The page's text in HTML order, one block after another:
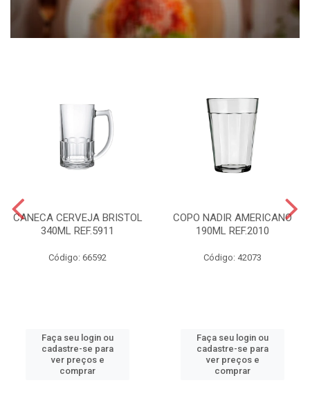
CANECA CERVEJA BRISTOL
340ML REF.5911
Código: 66592
Faça seu login ou
cadastre-se para
ver preços e
comprar
COPO NADIR AMERICANO
190ML REF.2010
Código: 42073
Faça seu login ou
cadastre-se para
ver preços e
comprar